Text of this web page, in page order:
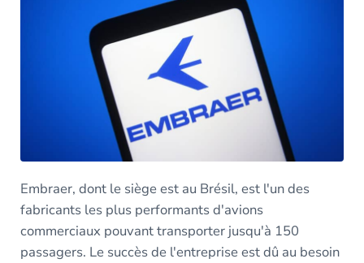
Embraer, dont le siège est au Brésil, est l'un des
fabricants les plus performants d'avions
commerciaux pouvant transporter jusqu'à 150
passagers. Le succès de l'entreprise est dû au besoin